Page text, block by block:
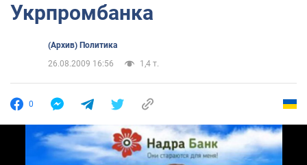
Укрпромбанка
(Архив) Политика
26.08.2009 16:56
1,4 т.
0